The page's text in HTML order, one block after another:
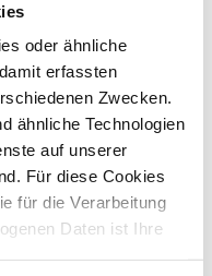
oder ähnliche
erfassten
Zwecken.
ähnliche Technologien
auf unserer
Für diese Cookies
für die Verarbeitung
Daten ist Ihre
werden, wenn sie
der Rechtsprechung
(UStG)
„hätte wissen müssen“ in